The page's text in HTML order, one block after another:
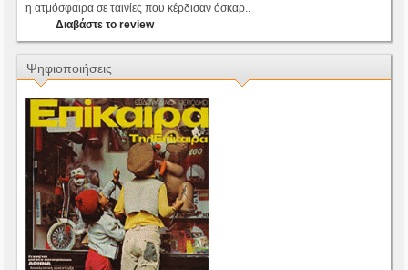
η ατμόσφαιρα σε ταινίες που κέρδισαν όσκαρ..
Διαβάστε το review
Ψηφιοποιήσεις